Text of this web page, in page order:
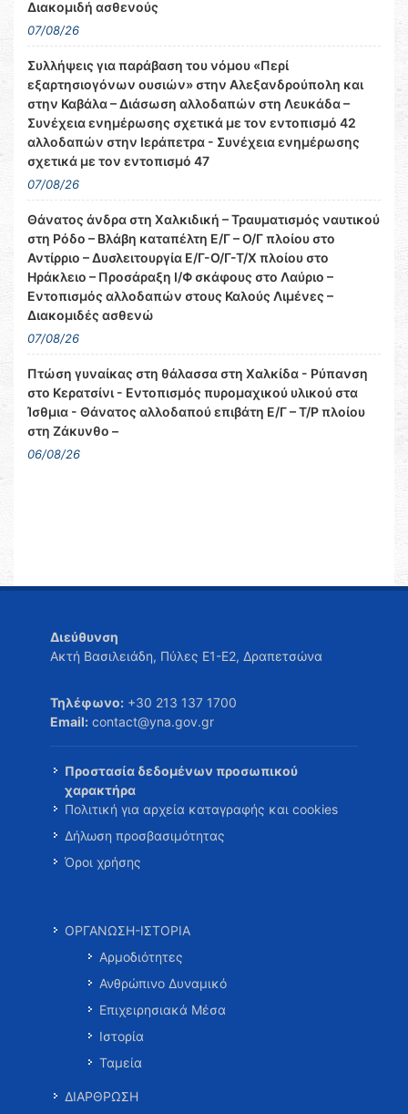
Διακομιδή ασθενούς
07/08/26
Συλλήψεις για παράβαση του νόμου «Περί
εξαρτησιογόνων ουσιών» στην Αλεξανδρούπολη και
στην Καβάλα – Διάσωση αλλοδαπών στη Λευκάδα –
Συνέχεια ενημέρωσης σχετικά με τον εντοπισμό 42
αλλοδαπών στην Ιεράπετρα - Συνέχεια ενημέρωσης
σχετικά με τον εντοπισμό 47
07/08/26
Θάνατος άνδρα στη Χαλκιδική – Τραυματισμός ναυτικού
στη Ρόδο – Βλάβη καταπέλτη Ε/Γ – Ο/Γ πλοίου στο
Αντίρριο – Δυσλειτουργία Ε/Γ-Ο/Γ-Τ/Χ πλοίου στο
Ηράκλειο – Προσάραξη Ι/Φ σκάφους στο Λαύριο –
Εντοπισμός αλλοδαπών στους Καλούς Λιμένες –
Διακομιδές ασθενώ
07/08/26
Πτώση γυναίκας στη θάλασσα στη Χαλκίδα - Ρύπανση
στο Κερατσίνι - Εντοπισμός πυρομαχικού υλικού στα
Ίσθμια - Θάνατος αλλοδαπού επιβάτη Ε/Γ – Τ/Ρ πλοίου
στη Ζάκυνθο –
06/08/26
Διεύθυνση
Ακτή Βασιλειάδη, Πύλες Ε1-Ε2, Δραπετσώνα
Τηλέφωνο: +30 213 137 1700
Email: contact@yna.gov.gr
Προστασία δεδομένων προσωπικού
χαρακτήρα
Πολιτική για αρχεία καταγραφής και cookies
Δήλωση προσβασιμότητας
Όροι χρήσης
ΟΡΓΑΝΩΣΗ-ΙΣΤΟΡΙΑ
Αρμοδιότητες
Ανθρώπινο Δυναμικό
Επιχειρησιακά Μέσα
Ιστορία
Ταμεία
ΔΙΑΡΘΡΩΣΗ